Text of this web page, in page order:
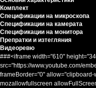
Комплект
Спецификации на микроскопа
Спецификации на камерата
Спецификации на монитора
Препратки и изтегляния
Видеоревю
###<iframe width="610"
src="https://www.youtube.com/
frameBorder="0"
mozallowfullscreen